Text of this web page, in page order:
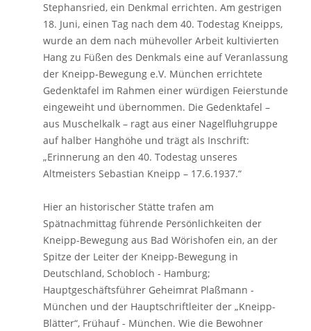
Stephansried, ein Denkmal errichten. Am gestrigen
18. Juni, einen Tag nach dem 40. Todestag Kneipps,
wurde an dem nach mühevoller Arbeit kultivierten
Hang zu Füßen des Denkmals eine auf Veranlassung
der Kneipp-Bewegung e.V. München errichtete
Gedenktafel im Rahmen einer würdigen Feierstunde
eingeweiht und übernommen. Die Gedenktafel –
aus Muschelkalk – ragt aus einer Nagelfluhgruppe
auf halber Hanghöhe und trägt als Inschrift:
„Erinnerung an den 40. Todestag unseres
Altmeisters Sebastian Kneipp – 17.6.1937.“
Hier an historischer Stätte trafen am
Spätnachmittag führende Persönlichkeiten der
Kneipp-Bewegung aus Bad Wörishofen ein, an der
Spitze der Leiter der Kneipp-Bewegung in
Deutschland, Schobloch - Hamburg;
Hauptgeschäftsführer Geheimrat Plaßmann -
München und der Hauptschriftleiter der „Kneipp-
Blätter“, Frühauf - München. Wie die Bewohner